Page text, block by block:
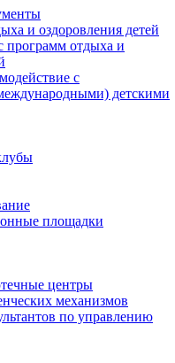
и оздоровления детей
программ отдыха и
с
детскими
площадки
центры
механизмов
по управлению